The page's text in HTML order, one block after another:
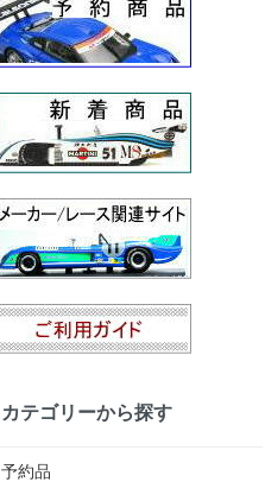
カテゴリーから探す
予約品